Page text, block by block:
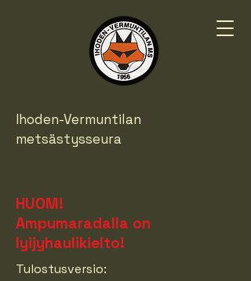
Ihoden-Vermuntilan
metsästysseura
HUOM!
Ampumaradalla on
lyijyhaulikielto!
Tulostusversio: